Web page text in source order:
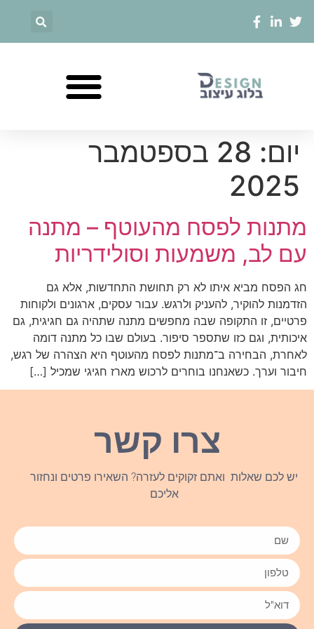
יום:
28 בספטמבר
2025
מתנות לפסח מהעוטף – מתנה
עם לב, משמעות וסולידריות
חג הפסח מביא איתו לא רק תחושת התחדשות, אלא גם
הזדמנות להוקיר, להעניק ולרגש. עבור עסקים, ארגונים ולקוחות
פרטיים, זו התקופה שבה מחפשים מתנה שתהיה גם חגיגית, גם
איכותית, וגם כזו שתספר סיפור. בעולם שבו כל מתנה דומה
לאחרת, הבחירה ב־מתנות לפסח מהעוטף היא הצהרה של רגש,
חיבור וערך. כשאנחנו בוחרים לרכוש מארז חגיגי שמכיל […]
צרו קשר
יש לכם שאלות ואתם זקוקים לעזרה? השאירו פרטים ונחזור
אליכם